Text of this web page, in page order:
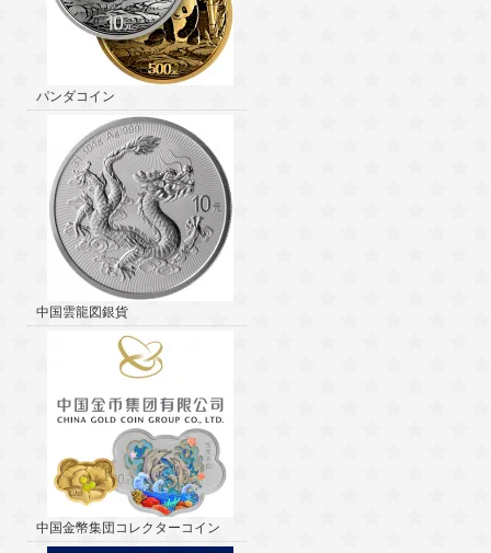
パンダコイン
中国雲龍図銀貨
中国金幣集団コレクターコイン